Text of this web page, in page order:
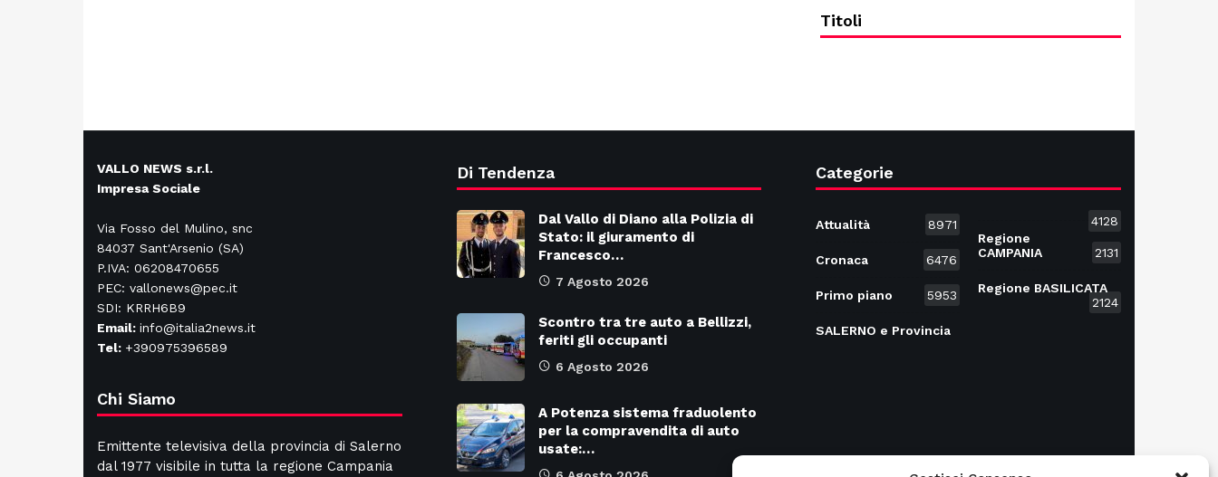
Titoli
VALLO NEWS s.r.l.
Impresa Sociale
Via Fosso del Mulino, snc
84037 Sant'Arsenio (SA)
P.IVA: 06208470655
PEC: vallonews@pec.it
SDI: KRRH6B9
Email: info@italia2news.it
Tel: +390975396589
Chi Siamo
Emittente televisiva della provincia di Salerno
dal 1977 visibile in tutta la regione Campania
Di Tendenza
Dal Vallo di Diano alla Polizia di
Stato: il giuramento di
Francesco…
7 Agosto 2026
Scontro tra tre auto a Bellizzi,
feriti gli occupanti
6 Agosto 2026
A Potenza sistema fraduolento
per la compravendita di auto
usate:…
Categorie
Attualità 8971
Cronaca 6476
Primo piano 5953
SALERNO e Provincia
4128
Regione
CAMPANIA
2131
Regione BASILICATA
2124